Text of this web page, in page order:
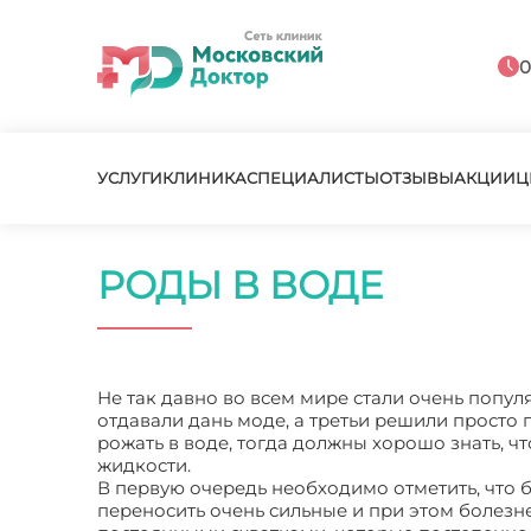
УСЛУГИКЛИНИКАСПЕЦИАЛИСТЫОТЗЫВЫАКЦИИ
РОДЫ В ВОДЕ
Не так давно во всем мире стали очень
отдавали дань моде, а третьи решили
рожать в воде, тогда должны хорошо знать,
жидкости.
В первую очередь необходимо отметить,
переносить очень сильные и при этом